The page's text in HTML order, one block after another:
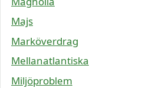
Majs
Marköverdrag
Mellanatlantiska
Miljöproblem